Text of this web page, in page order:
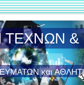
ΤΕΧΝΩΝ
και